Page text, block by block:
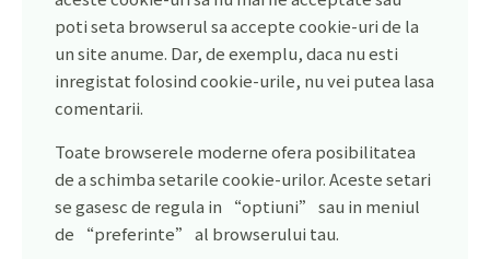
poti seta browserul sa accepte cookie-uri de la
un site anume. Dar, de exemplu, daca nu esti
inregistat folosind cookie-urile, nu vei putea lasa
comentarii.
Toate browserele moderne ofera posibilitatea
de a schimba setarile cookie-urilor. Aceste setari
se gasesc de regula in “optiuni” sau in meniul
de “preferinte” al browserului tau.